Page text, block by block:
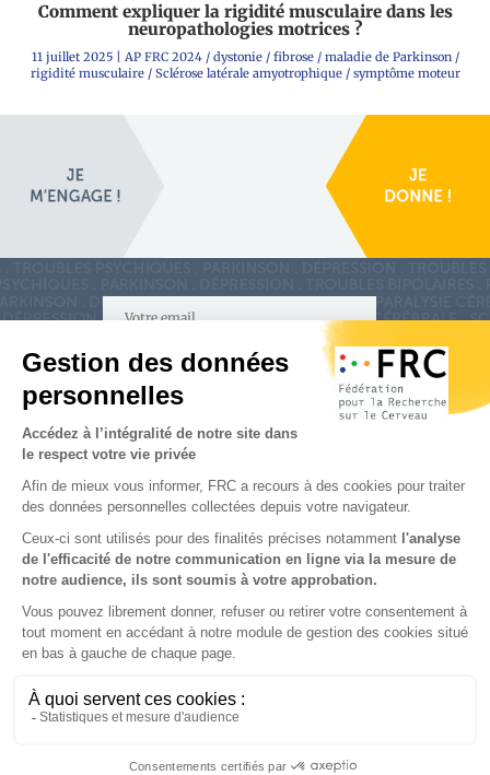
Comment expliquer la rigidité musculaire dans les
neuropathologies motrices ?
11 juillet 2025| AP FRC 2024/ dystonie/ fibrose/ maladie de Parkinson/
rigidité musculaire/ Sclérose latérale amyotrophique/ symptôme moteur
S'inscrire à la newsletter
les réseaux sociaux
Partenaires & Mécènes